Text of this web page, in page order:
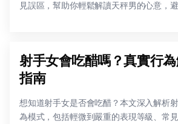
見誤區，幫助你輕鬆解讀天秤男的心意，避
射手女會吃醋嗎？真實行
指南
想知道射手女是否會吃醋？本文深入解析
為模式，包括輕微到嚴重的表現等級、常